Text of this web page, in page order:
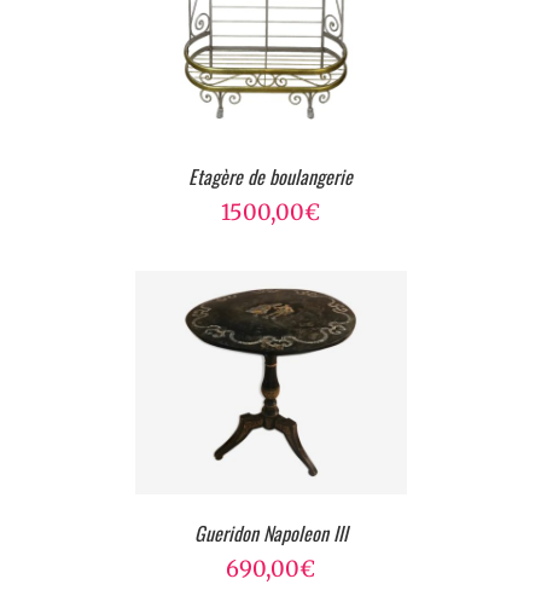
Etagère de boulangerie
1500,00€
Gueridon Napoleon III
690,00€